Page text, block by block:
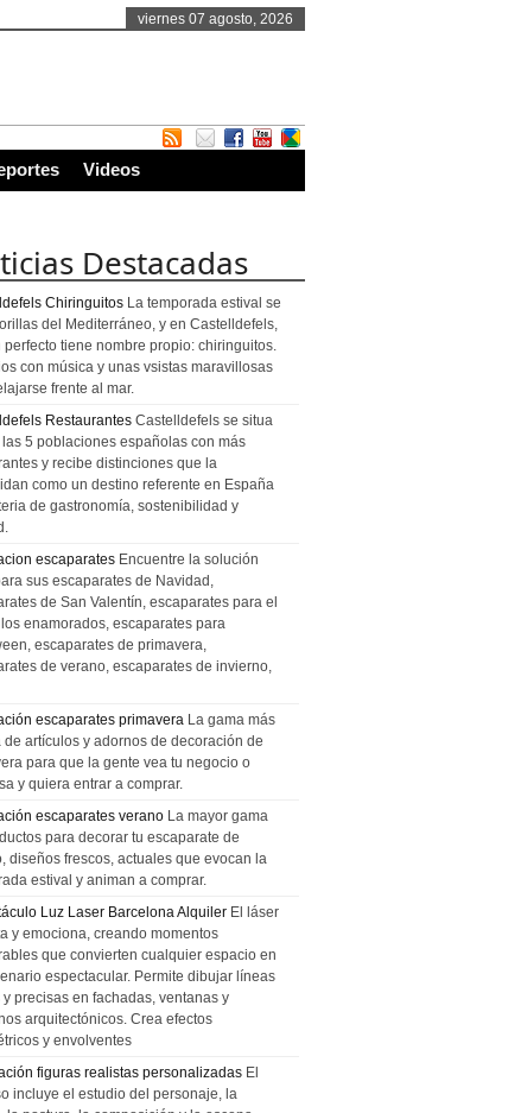
viernes 07 agosto, 2026
Videos
Destacadas
Chiringuitos La temporada estival se
del Mediterráneo, y en Castelldefels,
perfecto tiene nombre propio: chiringuitos.
con música y unas vsistas maravillosas
frente al mar.
Restaurantes Castelldefels se situa
5 poblaciones españolas con más
y recibe distinciones que la
como un destino referente en España
de gastronomía, sostenibilidad y
escaparates Encuentre la solución
sus escaparates de Navidad,
de San Valentín, escaparates para el
enamorados, escaparates para
escaparates de primavera,
de verano, escaparates de invierno,
escaparates primavera La gama más
de artículos y adornos de decoración de
para que la gente vea tu negocio o
y quiera entrar a comprar.
escaparates verano La mayor gama
para decorar tu escaparate de
diseños frescos, actuales que evocan la
estival y animan a comprar.
Luz Laser Barcelona Alquiler El láser
y emociona, creando momentos
que convierten cualquier espacio en
espectacular. Permite dibujar líneas
precisas en fachadas, ventanas y
arquitectónicos. Crea efectos
y envolventes
figuras realistas personalizadas El
incluye el estudio del personaje, la